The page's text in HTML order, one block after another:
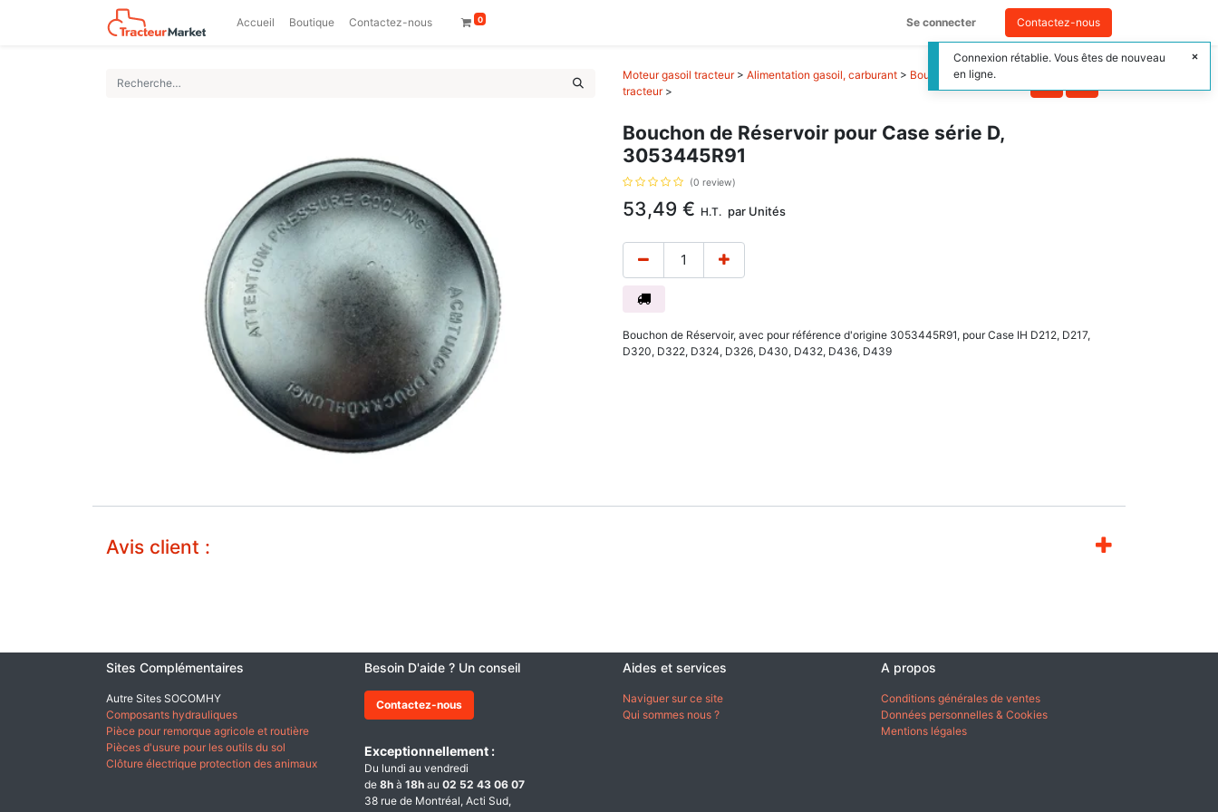
Accueil Boutique Contactez-nous 0 Se connecter Contactez-nous
Moteur gasoil tracteur> Alimentation gasoil, carburant > Bouchon du réservoir
tracteur>
Bouchon de Réservoir pour Case série D,
3053445R91
(0 review)
53,49 € H.T. par Unités
Bouchon de Réservoir, avec pour référence d'origine 3053445R91, pour Case IH D212, D217,
D320, D322, D324, D326, D430, D432, D436, D439
Avis client :
Sites Complémentaires
Autre Sites SOCOMHY
Composants hydrauliques
Pièce pour remorque agricole et routière
Pièces d'usure pour les outils du sol
Clôture électrique protection des animaux
Besoin D'aide ? Un conseil
Contactez-nous
Exceptionnellement :
Du lundi au vendredi
de 8h à 18h au 02 52 43 06 07
38 rue de Montréal, Acti Sud,
Aides et services
Naviguer sur ce site
Qui sommes nous ?
A propos
Conditions générales de ventes
Données personnelles & Cookies
Mentions légales
Connexion rétablie. Vous êtes de nouveau
en ligne.